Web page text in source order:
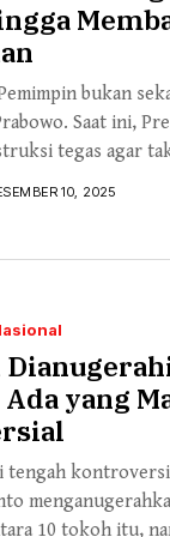
bukan
Saat ini,
tegas agar
10, 2025
yang
tengah
10 tokoh itu,